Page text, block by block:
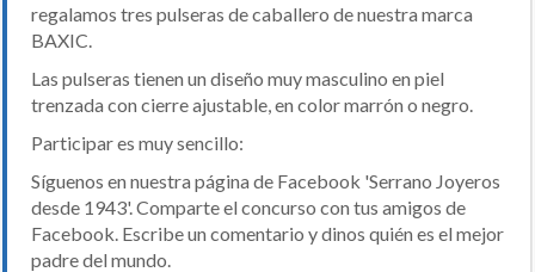
regalamos tres pulseras de caballero de nuestra marca
BAXIC.
Las pulseras tienen un diseño muy masculino en piel
trenzada con cierre ajustable, en color marrón o negro.
Participar es muy sencillo:
Síguenos en nuestra página de Facebook 'Serrano Joyeros
desde 1943'. Comparte el concurso con tus amigos de
Facebook. Escribe un comentario y dinos quién es el mejor
padre del mundo.